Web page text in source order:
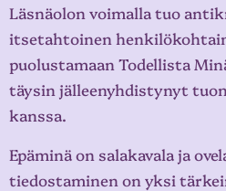
Läsnäolon voimalla tuo
itsetahtoinen
puolustamaan Todellista
täysin jälleenyhdistynyt
kanssa.
Epäminä on salakavala ja
tiedostaminen on yksi